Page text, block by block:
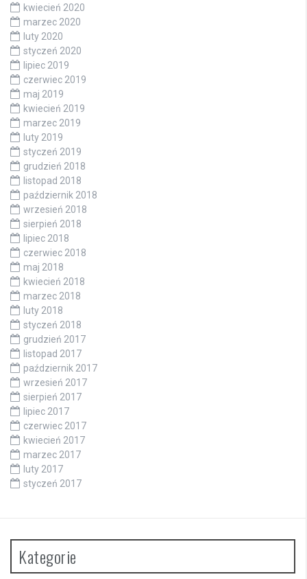
kwiecień 2020
marzec 2020
luty 2020
styczeń 2020
lipiec 2019
czerwiec 2019
maj 2019
kwiecień 2019
marzec 2019
luty 2019
styczeń 2019
grudzień 2018
listopad 2018
październik 2018
wrzesień 2018
sierpień 2018
lipiec 2018
czerwiec 2018
maj 2018
kwiecień 2018
marzec 2018
luty 2018
styczeń 2018
grudzień 2017
listopad 2017
październik 2017
wrzesień 2017
sierpień 2017
lipiec 2017
czerwiec 2017
kwiecień 2017
marzec 2017
luty 2017
styczeń 2017
Kategorie